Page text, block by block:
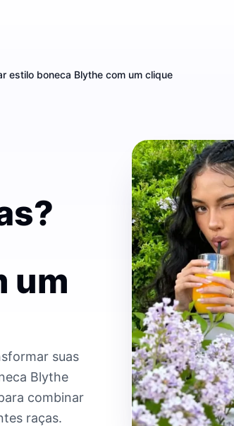
estilo boneca Blythe com um clique
um
suas
Blythe
combinar
raças.